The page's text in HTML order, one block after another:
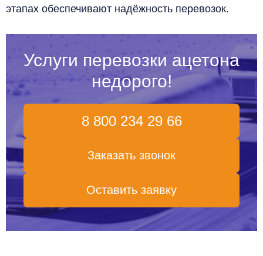
этапах обеспечивают надёжность перевозок.
Услуги перевозки ацетона
недорого!
8 800 234 29 66
Заказать звонок
Оставить заявку